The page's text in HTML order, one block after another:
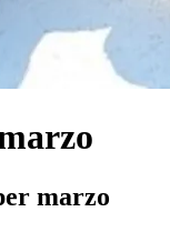
marzo